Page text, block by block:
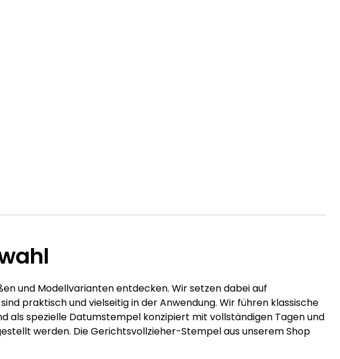
und Modellvarianten entdecken. Wir setzen dabei auf
praktisch und vielseitig in der Anwendung. Wir führen klassische
als spezielle Datumstempel konzipiert mit vollständigen Tagen und
werden. Die Gerichtsvollzieher-Stempel aus unserem Shop